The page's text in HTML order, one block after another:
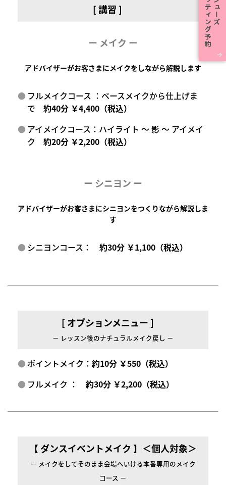
[ 講習 ]
ー メイク ー
アドバイザーがお客さまにメイクをしながら解説します
フルメイクコース ：ベースメイクから仕上げま
で約40分 ￥4,400（税込）
アイメイクコース：ハイライト ～ 影 ～ アイメイ
ク約20分 ￥2,200（税込）
ー シニヨン ー
アドバイザーがお客さまにシニヨンをつくりながら解説しま
す
シニヨンコース：約30分 ￥1,100（税込）
[ オプションメニュー ]
－ レッスン後のナチュラルメイク戻し －
ポイントメイク：約10分 ￥550（税込）
フルメイク ：約30分 ￥2,200（税込）
【 ダンスイベントメイク 】＜個人対象＞
－ メイクをしてそのまま会場へいける本番専用のメイク
コース －